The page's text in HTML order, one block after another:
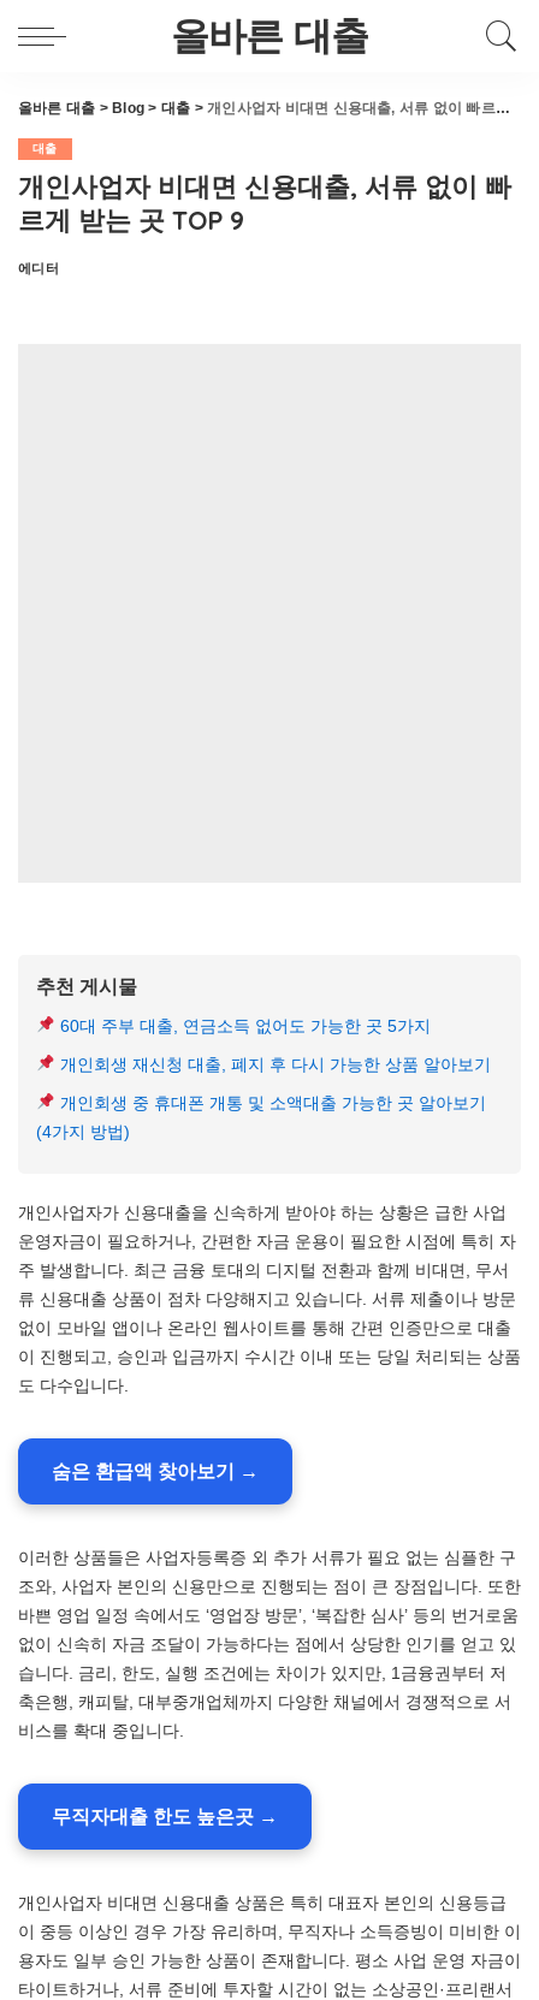
올바른 대출
올바른 대출 > Blog > 대출 >개인사업자 비대면 신용대출, 서류 없이 빠르게 받는 곳 TOP 9
대출
개인사업자 비대면 신용대출, 서류 없이 빠
르게 받는 곳 TOP 9
Posted
에디터
추천 게시물
60대 주부 대출, 연금소득 없어도 가능한 곳 5가지
개인회생 재신청 대출, 폐지 후 다시 가능한 상품 알아보기
개인회생 중 휴대폰 개통 및 소액대출 가능한 곳 알아보기
(4가지 방법)
개인사업자가 신용대출을 신속하게 받아야 하는 상황은 급한 사업
운영자금이 필요하거나, 간편한 자금 운용이 필요한 시점에 특히 자
주 발생합니다. 최근 금융 토대의 디지털 전환과 함께 비대면, 무서
류 신용대출 상품이 점차 다양해지고 있습니다. 서류 제출이나 방문
없이 모바일 앱이나 온라인 웹사이트를 통해 간편 인증만으로 대출
이 진행되고, 승인과 입금까지 수시간 이내 또는 당일 처리되는 상품
도 다수입니다.
숨은 환급액 찾아보기 →
이러한 상품들은 사업자등록증 외 추가 서류가 필요 없는 심플한 구
조와, 사업자 본인의 신용만으로 진행되는 점이 큰 장점입니다. 또한
바쁜 영업 일정 속에서도 ‘영업장 방문’, ‘복잡한 심사’ 등의 번거로움
없이 신속히 자금 조달이 가능하다는 점에서 상당한 인기를 얻고 있
습니다. 금리, 한도, 실행 조건에는 차이가 있지만, 1금융권부터 저
축은행, 캐피탈, 대부중개업체까지 다양한 채널에서 경쟁적으로 서
비스를 확대 중입니다.
무직자대출 한도 높은곳 →
개인사업자 비대면 신용대출 상품은 특히 대표자 본인의 신용등급
이 중등 이상인 경우 가장 유리하며, 무직자나 소득증빙이 미비한 이
용자도 일부 승인 가능한 상품이 존재합니다. 평소 사업 운영 자금이
타이트하거나, 서류 준비에 투자할 시간이 없는 소상공인·프리랜서